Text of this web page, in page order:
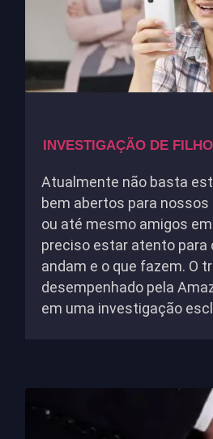
INVESTIGAÇÃO DE
Atualmente não basta
bem abertos para
ou até mesmo amigos
preciso estar atento para
andam e o que fazem. O
desempenhado pela
em uma investigação